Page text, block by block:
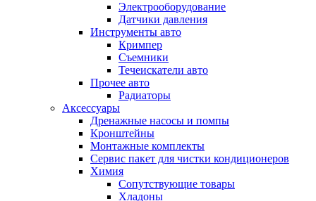
Электрооборудование
Датчики давления
Инструменты авто
Кримпер
Съемники
Течеискатели авто
Прочее авто
Радиаторы
Аксессуары
Дренажные насосы и помпы
Кронштейны
Монтажные комплекты
Сервис пакет для чистки кондиционеров
Химия
Сопутствующие товары
Хладоны